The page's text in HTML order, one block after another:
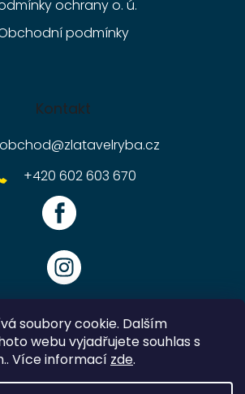
soubory cookie. Dalším
webu vyjadřujete souhlas s
Více informací zde.
ochrany o. ú.
podmínky
Kontakt
obchod@zlatavelryba.cz
+420 602 603 670